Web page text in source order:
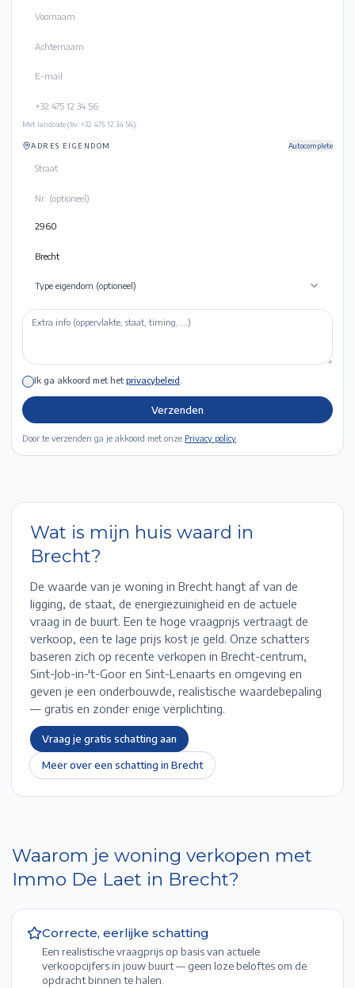
Met landcode (bv. +32 475 12 34 56).
ADRES EIGENDOM Autocomplete
Type eigendom (optioneel)
Ik ga akkoord met het privacybeleid
Verzenden
Door te verzenden ga je akkoord met onze Privacy policy
Wat is mijn huis waard in
Brecht?
De waarde van je woning in Brechthangt af van de
ligging, de staat, de energiezuinigheid en de actuele
vraag in de buurt. Een te hoge vraagprijs vertraagt de
verkoop, een te lage prijs kost je geld. Onze schatters
baseren zich op recente verkopen in Brecht-centrum,
Sint-Job-in-'t-Goor en Sint-Lenaarts en omgeving en
geven je een onderbouwde, realistische waardebepaling
— gratis en zonder enige verplichting.
Vraag je gratis schatting aan
Meer over een schatting in Brecht
Waarom je woning verkopen met
Immo De Laet in Brecht?
Correcte, eerlijke schatting
Een realistische vraagprijs op basis van actuele
verkoopcijfers in jouw buurt — geen loze beloftes om de
opdracht binnen te halen.